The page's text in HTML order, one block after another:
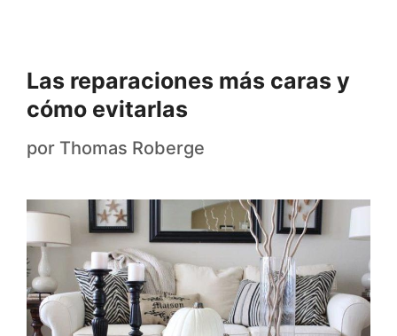
Las reparaciones más caras y
cómo evitarlas
por Thomas Roberge